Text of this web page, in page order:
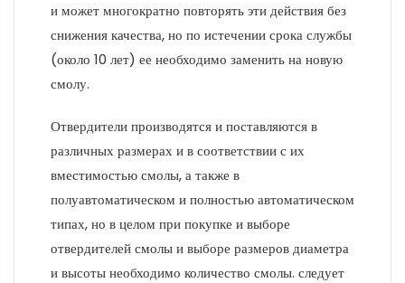
и может многократно повторять эти действия без
снижения качества, но по истечении срока службы
(около 10 лет) ее необходимо заменить на новую
смолу.
Отвердители производятся и поставляются в
различных размерах и в соответствии с их
вместимостью смолы, а также в
полуавтоматическом и полностью автоматическом
типах, но в целом при покупке и выборе
отвердителей смолы и выборе размеров диаметра
и высоты необходимо количество смолы. следует